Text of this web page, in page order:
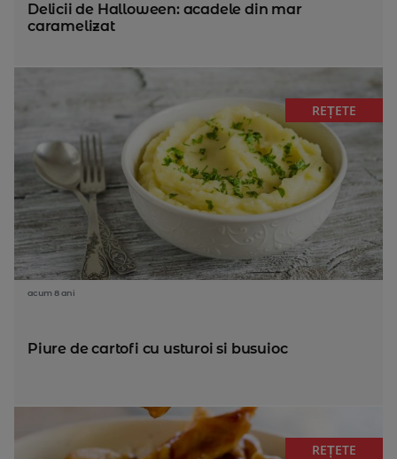
Delicii de Halloween: acadele din mar
caramelizat
REȚETE
acum 8 ani
Piure de cartofi cu usturoi si busuioc
REȚETE